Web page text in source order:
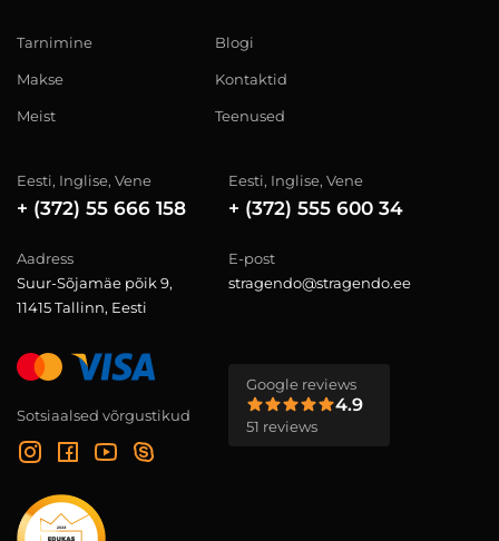
Tarnimine
Makse
Meist
Blogi
Kontaktid
Teenused
Eesti, Inglise, Vene
+ (372) 55 666 158
Eesti, Inglise, Vene
+ (372) 555 600 34
Aadress
Suur-Sõjamäe põik 9,
11415 Tallinn, Eesti
E-post
stragendo@stragendo.ee
Sotsiaalsed võrgustikud
Google reviews
4.9
51 reviews